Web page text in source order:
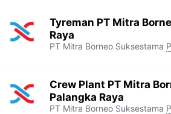
Tyreman PT Mitra
Raya
PT Mitra Borneo Suksestama
Crew Plant PT Mitra
Palangka Raya
PT Mitra Borneo Suksestama